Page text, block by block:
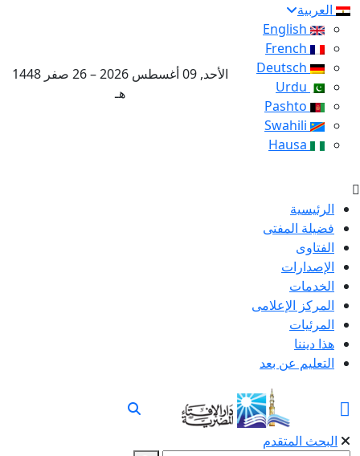
العربية
الأحد, 09 أغسطس 2026 – 26 صفر 1448
هـ
الرئيسية
فضيلة المفتى
الفتاوى
الإصدارات
الخدمات
المركز الإعلامى
المرئيات
هذا ديننا
التعليم عن بعد
البحث المتقدم